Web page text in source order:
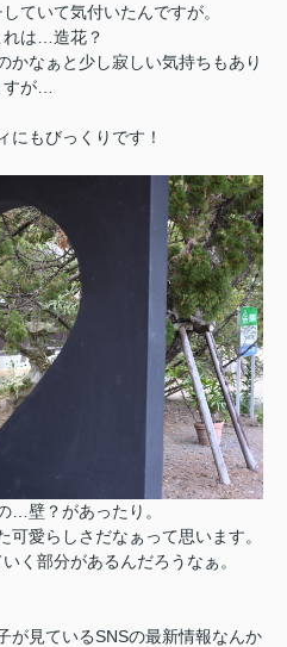
ていて気付いたんですが。
れは…造花？
かなぁと少し寂しい気持ちもあり
すが…
にもびっくりです！
…壁？があったり。
可愛らしさだなぁって思います。
く部分があるんだろうなぁ。
が見ているSNSの最新情報なんか